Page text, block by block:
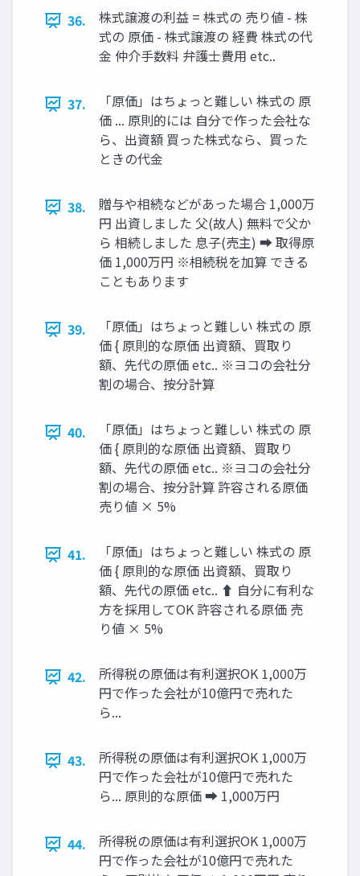
36.
株式譲渡の利益 = 株式の 売り値 - 株
式の 原価 - 株式譲渡の 経費 株式の代
金 仲介手数料 弁護士費用 etc..
37.
「原価」はちょっと難しい 株式の 原
価 ... 原則的には 自分で作った会社な
ら、出資額 買った株式なら、買った
ときの代金
38.
贈与や相続などがあった場合 1,000万
円 出資しました 父(故人) 無料で父か
ら 相続しました 息子(売主) ➡ 取得原
価 1,000万円 ※相続税を加算 できる
こともあります
39.
「原価」はちょっと難しい 株式の 原
価 { 原則的な原価 出資額、買取り
額、先代の原価 etc.. ※ヨコの会社分
割の場合、按分計算
40.
「原価」はちょっと難しい 株式の 原
価 { 原則的な原価 出資額、買取り
額、先代の原価 etc.. ※ヨコの会社分
割の場合、按分計算 許容される原価
売り値 × 5%
41.
「原価」はちょっと難しい 株式の 原
価 { 原則的な原価 出資額、買取り
額、先代の原価 etc.. ⬆ 自分に有利な
方を採用してOK 許容される原価 売
り値 × 5%
42.
所得税の原価は有利選択OK 1,000万
円で作った会社が10億円で売れた
ら...
43.
所得税の原価は有利選択OK 1,000万
円で作った会社が10億円で売れた
ら... 原則的な原価 ➡ 1,000万円
44.
所得税の原価は有利選択OK 1,000万
円で作った会社が10億円で売れた